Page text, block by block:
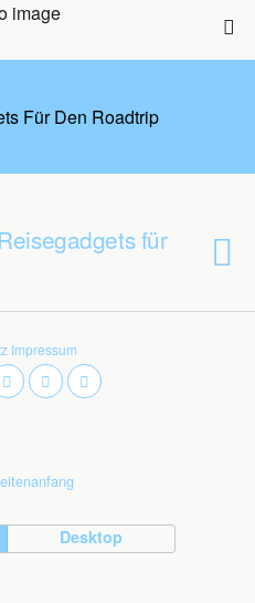
Für Den Roadtrip
für
Impressum
Desktop